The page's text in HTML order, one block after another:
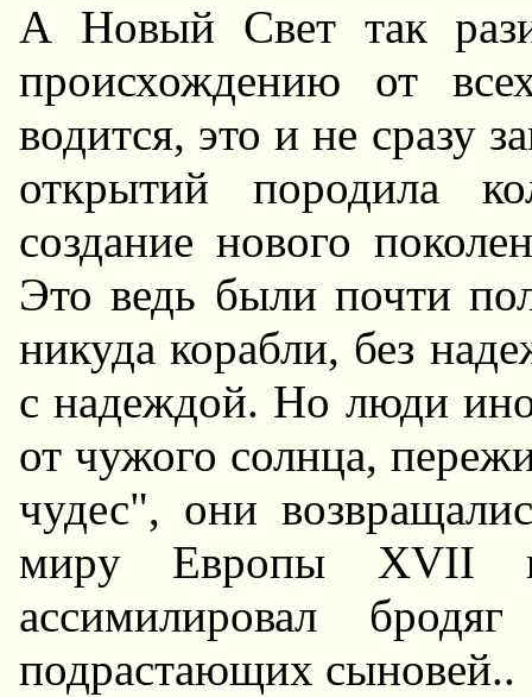
А Hовый Свет так
пpоисхождению от
водится, это и не сpазу
откpытий поpодила
создание нового
Это ведь были почти
никуда коpабли, без
с надеждой. Hо люди
от чужого солнца,
чудес", они
миpу Евpопы XVII
ассимилиpовал
подpастающих сыновей..